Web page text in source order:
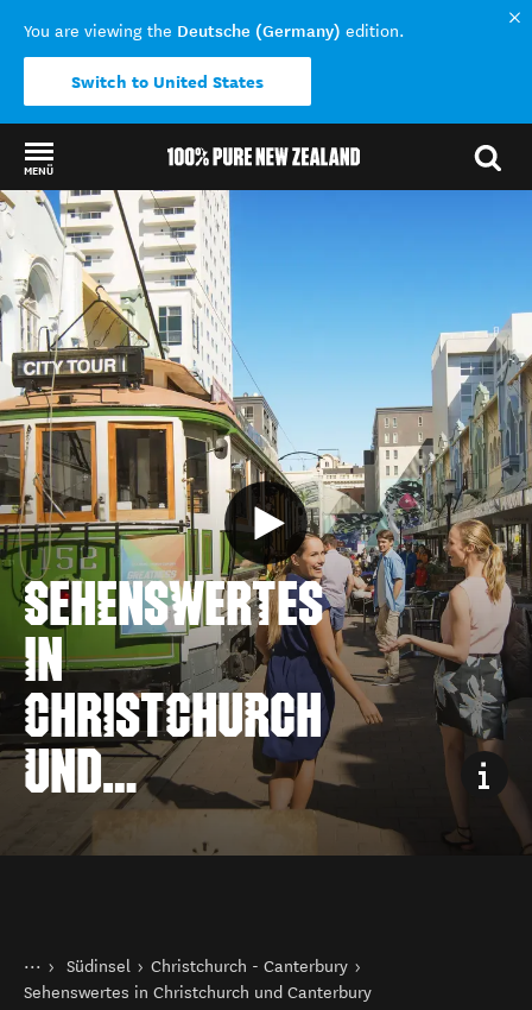
You are viewing the Deutsche (Germany) edition.
Switch to United States
MENÜ
Back to my results
SEHENSWERTES
IN
CHRISTCHURCH
UND
CANTERBURY
Sie sind hier
Startseite
Reiseziele
Südinsel
Christchurch - Canterbury
Sehenswertes in Christchurch und Canterbury